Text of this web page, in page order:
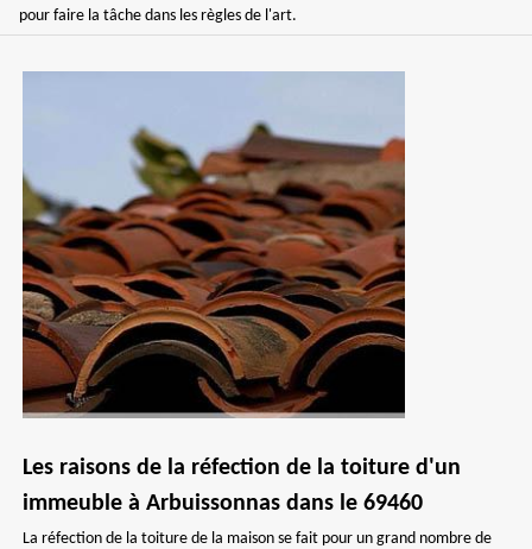
pour faire la tâche dans les règles de l'art.
Les raisons de la réfection de la toiture d'un
immeuble à Arbuissonnas dans le 69460
La réfection de la toiture de la maison se fait pour un grand nombre de